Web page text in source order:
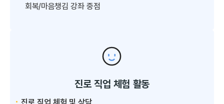
회복/마음챙김 강좌 중점
진로 직업 체험 활동